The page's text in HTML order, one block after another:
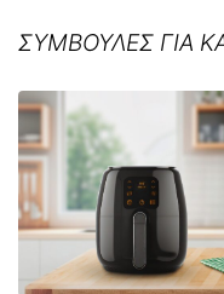
ΣΥΜΒΟΥΛΕΣ ΓΙΑ